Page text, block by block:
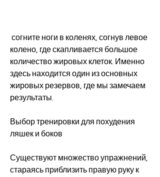
колено, где скапливается большое
количество жировых клеток. Именно
здесь находится один из основных
жировых резервов, где мы замечаем
результаты.
Выбор тренировки для похудения
ляшек и боков
Существуют множество упражнений,
стараясь приблизить правую руку к